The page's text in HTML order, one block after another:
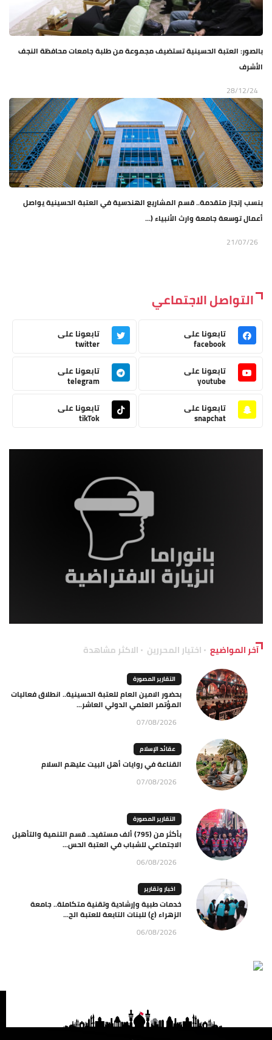
بالصور: العتبة الحسينية تستضيف مجموعة من طلبة جامعات محافظة النجف
الأشرف
28/12/24
بنسب إنجاز متقدمة.. قسم المشاريع الهندسية في العتبة الحسينية يواصل
أعمال توسعة جامعة وارث الأنبياء (...
21/07/26
التواصل الاجتماعي
تابعونا على
facebook
تابعونا على
twitter
تابعونا على
youtube
تابعونا على
telegram
تابعونا على
snapchat
تابعونا على
tikTok
آخر المواضيع اختيار المحررين الاكثر مشاهدة
التقارير المصورة
بحضور الامين العام للعتبة الحسينية.. انطلاق فعاليات
المؤتمر العلمي الدولي العاشر...
07/08/2026
عقائد الإسلام
القناعة في روايات أهل البيت عليهم السلام
07/08/2026
التقارير المصورة
بأكثر من (795) ألف مستفيد.. قسم التنمية والتأهيل
الاجتماعي للشباب في العتبة الحس...
06/08/2026
اخبار وتقارير
خدمات طبية وإرشادية وتقنية متكاملة.. جامعة
الزهراء (ع) للبنات التابعة للعتبة الح...
06/08/2026